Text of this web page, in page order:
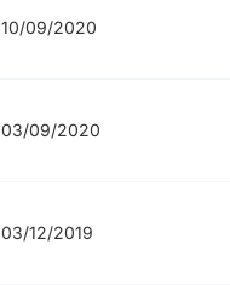
10/09/2020
03/09/2020
03/12/2019